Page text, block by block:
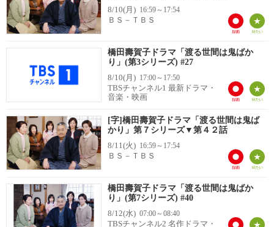
8/10(月) 16:59～17:54
ＢＳ－ＴＢＳ
橋田壽賀子ドラマ「渡る世間は鬼ばか
り」(第3シリーズ) #27
8/10(月) 17:00～17:50
TBSチャンネル1 最新ドラマ・
音楽・映画
[字]橋田壽賀子ドラマ「渡る世間は鬼ば
かり」第７シリーズ▼第４２話
8/11(火) 16:59～17:54
ＢＳ－ＴＢＳ
橋田壽賀子ドラマ「渡る世間は鬼ばか
り」(第7シリーズ) #40
8/12(水) 07:00～08:40
TBSチャンネル2 名作ドラマ・